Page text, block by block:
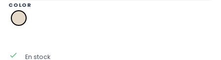
COLOR
a2
crudo
done En stock